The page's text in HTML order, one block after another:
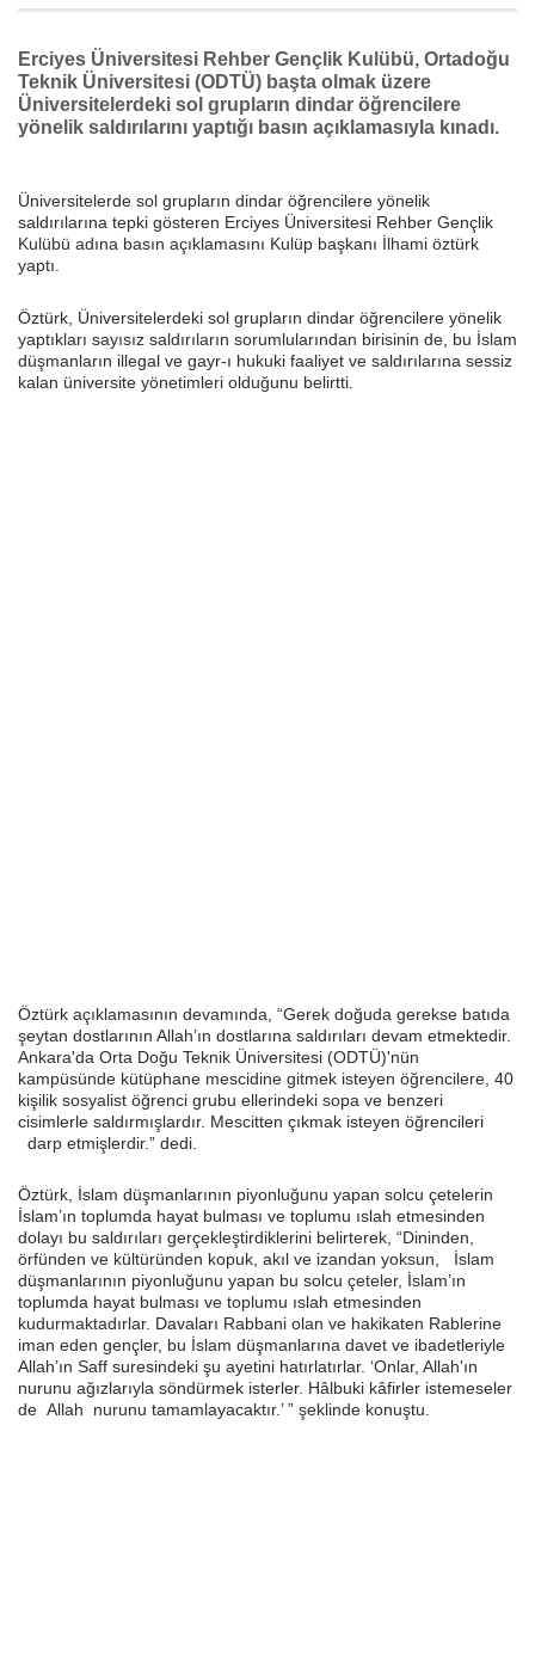
Erciyes Üniversitesi Rehber Gençlik Kulübü, Ortadoğu
Teknik Üniversitesi (ODTÜ) başta olmak üzere
Üniversitelerdeki sol grupların dindar öğrencilere
yönelik saldırılarını yaptığı basın açıklamasıyla kınadı.
Üniversitelerde sol grupların dindar öğrencilere yönelik
saldırılarına tepki gösteren Erciyes Üniversitesi Rehber Gençlik
Kulübü adına basın açıklamasını Kulüp başkanı İlhami öztürk
yaptı.
Öztürk, Üniversitelerdeki sol grupların dindar öğrencilere yönelik
yaptıkları sayısız saldırıların sorumlularından birisinin de, bu İslam
düşmanların illegal ve gayr-ı hukuki faaliyet ve saldırılarına sessiz
kalan üniversite yönetimleri olduğunu belirtti.
Öztürk açıklamasının devamında, “Gerek doğuda gerekse batıda
şeytan dostlarının Allah’ın dostlarına saldırıları devam etmektedir.
Ankara'da Orta Doğu Teknik Üniversitesi (ODTÜ)'nün
kampüsünde kütüphane mescidine gitmek isteyen öğrencilere, 40
kişilik sosyalist öğrenci grubu ellerindeki sopa ve benzeri
cisimlerle saldırmışlardır. Mescitten çıkmak isteyen öğrencileri
darp etmişlerdir.” dedi.
Öztürk, İslam düşmanlarının piyonluğunu yapan solcu çetelerin
İslam’ın toplumda hayat bulması ve toplumu ıslah etmesinden
dolayı bu saldırıları gerçekleştirdiklerini belirterek, “Dininden,
örfünden ve kültüründen kopuk, akıl ve izandan yoksun, İslam
düşmanlarının piyonluğunu yapan bu solcu çeteler, İslam’ın
toplumda hayat bulması ve toplumu ıslah etmesinden
kudurmaktadırlar. Davaları Rabbani olan ve hakikaten Rablerine
iman eden gençler, bu İslam düşmanlarına davet ve ibadetleriyle
Allah’ın Saff suresindeki şu ayetini hatırlatırlar. ‘Onlar, Allah'ın
nurunu ağızlarıyla söndürmek isterler. Hâlbuki kâfirler istemeseler
de Allah nurunu tamamlayacaktır.’ ” şeklinde konuştu.